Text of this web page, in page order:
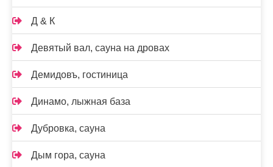
Д & К
Девятый вал, сауна на дровах
Демидовъ, гостиница
Динамо, лыжная база
Дубровка, сауна
Дым гора, сауна